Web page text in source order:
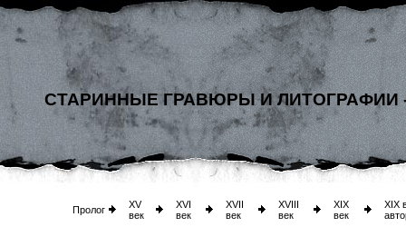
СТАРИННЫЕ ГРАВЮРЫ И ЛИТОГРАФИИ
Пролог
XV
век
XVI
век
XVII
век
XVIII
век
XIX
век
XIX